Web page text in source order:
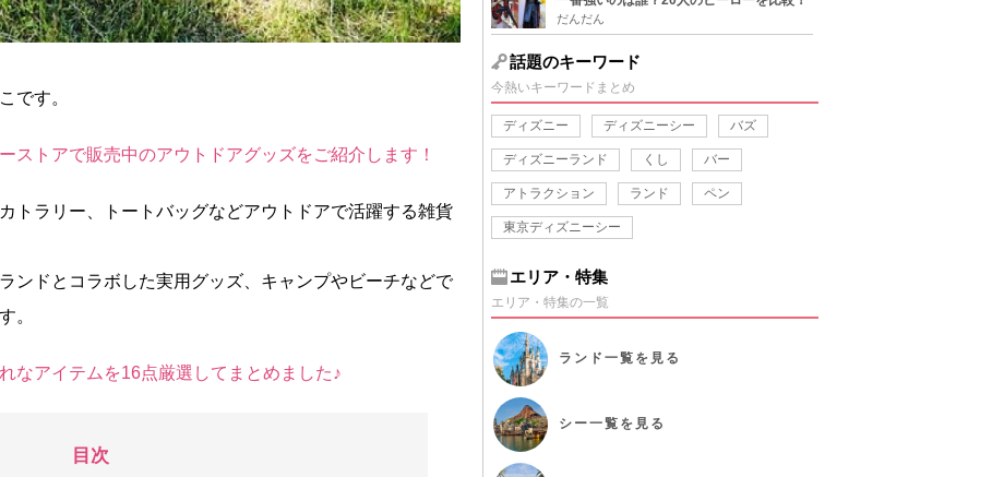
です。
ストアで販売中のアウトドアグッズをご紹介します！
トラリー、トートバッグなどアウトドアで活躍する雑貨
ンドとコラボした実用グッズ、キャンプやビーチなどで
。
なアイテムを16点厳選してまとめました♪
目次
だんだん
話題のキーワード
今熱いキーワードまとめ
ディズニー ディズニーシー バズ
ディズニーランド くし バー
アトラクション ランド ペン
東京ディズニーシー
エリア・特集
エリア・特集の一覧
ランド 一覧を見る
シー一覧を見る